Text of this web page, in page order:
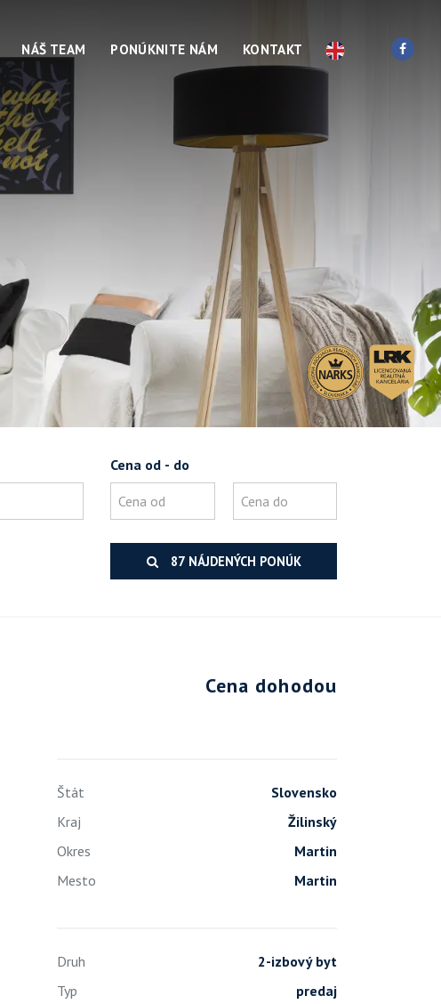
NÁŠ TEAM PONÚKNITE NÁM KONTAKT
Cena od - do
87 NÁJDENÝCH PONÚK
Cena dohodou
Štát
Slovensko
Kraj
Žilinský
Okres
Martin
Mesto
Martin
Druh
2-izbový byt
Typ
predaj